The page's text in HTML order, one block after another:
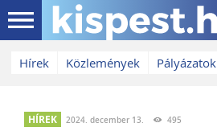
Ugrás a fő tartalomra
Hírek Közlemények Pályázatok
HÍREK 2024. december 13. 495